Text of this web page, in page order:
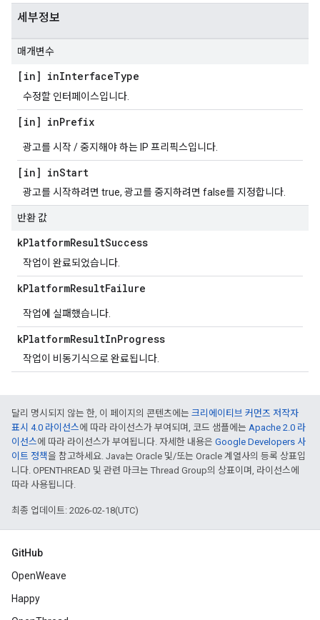
세부정보
매개변수
[in] inInterfaceType
수정할 인터페이스입니다.
[in] inPrefix
광고를 시작 / 중지해야 하는 IP 프리픽스입니다.
[in] inStart
광고를 시작하려면 true, 광고를 중지하려면 false를 지정합니다.
반환 값
kPlatformResultSuccess
작업이 완료되었습니다.
kPlatformResultFailure
작업에 실패했습니다.
kPlatformResultInProgress
작업이 비동기식으로 완료됩니다.
달리 명시되지 않는 한, 이 페이지의 콘텐츠에는 크리에이티브 커먼즈 저작자
표시 4.0 라이선스에 따라 라이선스가 부여되며, 코드 샘플에는 Apache 2.0 라
이선스에 따라 라이선스가 부여됩니다. 자세한 내용은 Google Developers 사
이트 정책을 참고하세요. Java는 Oracle 및/또는 Oracle 계열사의 등록 상표입
니다. OPENTHREAD 및 관련 마크는 Thread Group의 상표이며, 라이선스에
따라 사용됩니다.
최종 업데이트: 2026-02-18(UTC)
GitHub
OpenWeave
Happy